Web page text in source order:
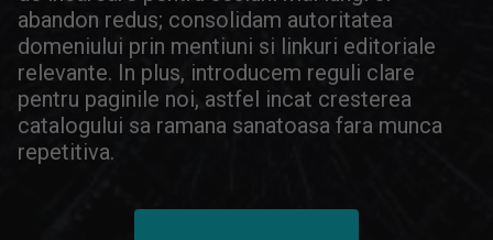
abandon redus; consolidam autoritatea
domeniului prin mentiuni si linkuri editoriale
relevante. In plus, introducem reguli clare
pentru paginile noi, astfel incat cresterea
catalogului sa ramana sanatoasa fara munca
repetitiva.